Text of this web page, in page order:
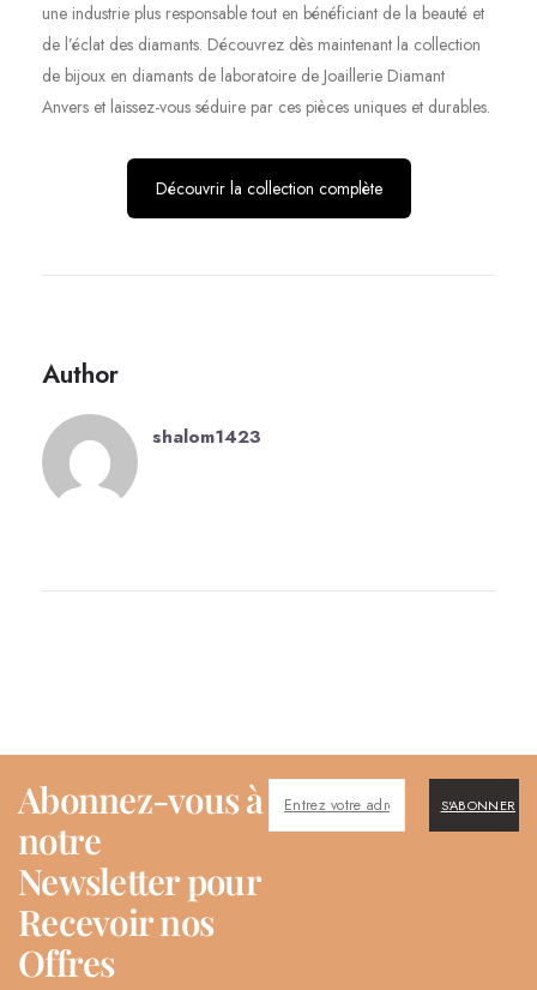
une industrie plus responsable tout en bénéficiant de la beauté et
de l’éclat des diamants. Découvrez dès maintenant la collection
de bijoux en diamants de laboratoire de Joaillerie Diamant
Anvers et laissez-vous séduire par ces pièces uniques et durables.
Découvrir la collection complète
Author
shalom1423
Abonnez-vous à
notre
Newsletter pour
Recevoir nos
Offres
S'ABONNER